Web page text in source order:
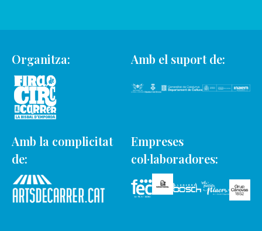
Organitza: Amb el suport de:
Amb la complicitat
de:
Empreses
col·laboradores: